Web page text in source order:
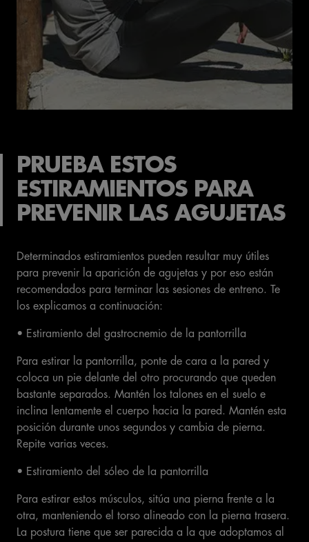
PRUEBA ESTOS
ESTIRAMIENTOS PARA
PREVENIR LAS AGUJETAS
Determinados estiramientos pueden resultar muy útiles
para prevenir la aparición de agujetas y por eso están
recomendados para terminar las sesiones de entreno. Te
los explicamos a continuación:
• Estiramiento del gastrocnemio de la pantorrilla
Para estirar la pantorrilla, ponte de cara a la pared y
coloca un pie delante del otro procurando que queden
bastante separados. Mantén los talones en el suelo e
inclina lentamente el cuerpo hacia la pared. Mantén esta
posición durante unos segundos y cambia de pierna.
Repite varias veces.
• Estiramiento del sóleo de la pantorrilla
Para estirar estos músculos, sitúa una pierna frente a la
otra, manteniendo el torso alineado con la pierna trasera.
La postura tiene que ser parecida a la que adoptamos al